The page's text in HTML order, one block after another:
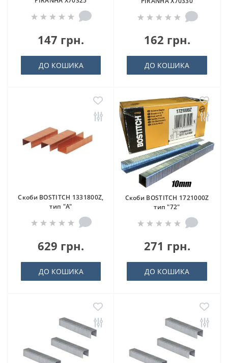
147 грн.
ДО КОШИКА
162 грн.
ДО КОШИКА
Скоби BOSTITCH 1331800Z,
тип "A"
629 грн.
ДО КОШИКА
Скоби BOSTITCH 1721000Z
тип "72"
271 грн.
ДО КОШИКА